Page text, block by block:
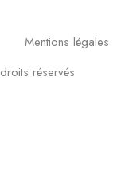
Mentions légales
réservés